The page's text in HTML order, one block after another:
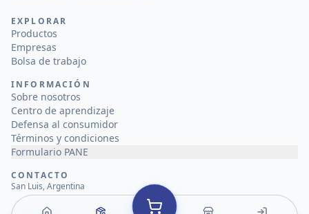
EXPLORAR
Productos
Empresas
Bolsa de trabajo
INFORMACIÓN
Sobre nosotros
Centro de aprendizaje
Defensa al consumidor
Términos y condiciones
Formulario PANE
CONTACTO
San Luis, Argentina